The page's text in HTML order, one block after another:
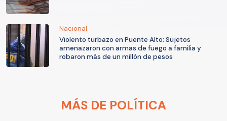
Nacional
Violento turbazo en Puente Alto: Sujetos
amenazaron con armas de fuego a familia y
robaron más de un millón de pesos
MÁS DE POLÍTICA